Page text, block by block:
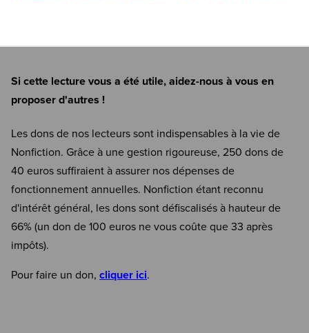
Si cette lecture vous a été utile, aidez-nous à vous en
proposer d'autres !
Les dons de nos lecteurs sont indispensables à la vie de
Nonfiction. Grâce à une gestion rigoureuse, 250 dons de
40 euros suffiraient à assurer nos dépenses de
fonctionnement annuelles. Nonfiction étant reconnu
d'intérêt général, les dons sont défiscalisés à hauteur de
66% (un don de 100 euros ne vous coûte que 33 après
impôts).
Pour faire un don, cliquer ici.